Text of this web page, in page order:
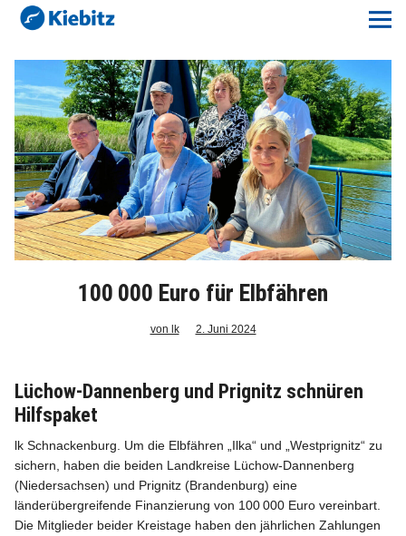
Kiebitz-Online
Lokales
Aktuelles E-Paper
Veranstaltungskalender
Anzeigenpreise
Info
100 000 Euro für Elbfähren
von lk 2. Juni 2024
Lüchow-Dannenberg und Prignitz schnüren
Hilfspaket
lk Schnackenburg. Um die Elbfähren „Ilka“ und „Westprignitz“ zu
sichern, haben die beiden Landkreise Lüchow-Dannenberg
(Niedersachsen) und Prignitz (Brandenburg) eine
länderübergreifende Finanzierung von 100 000 Euro vereinbart.
Die Mitglieder beider Kreistage haben den jährlichen Zahlungen